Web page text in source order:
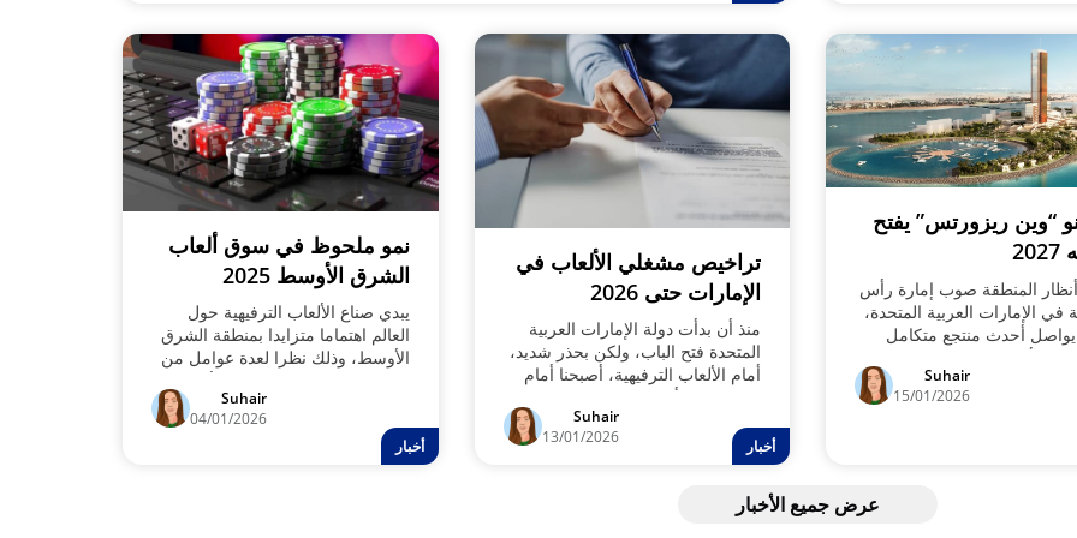
“وين ريزورتس” يفتح
المنطقة صوب إمارة رأس
في الإمارات العربية المتحدة،
أحدث منتجع متكامل
أرضي نموه في جزيرة
استعدادًا لافتتاح أول كازينو
ومنطقة الخليج العربي في
Suhair
15/01/2026
تراخيص مشغلي الألعاب في
الإمارات حتى 2026
منذ أن بدأت دولة الإمارات العربية
المتحدة فتح الباب، ولكن بحذر شديد،
أمام الألعاب الترفيهية، أصبحنا أمام
مجموعة لا بأس بها من التراخيص
المحلية لمشغلي الألعاب. ورغم
محدودية وضبابية الأخبار، يمكن
تقسيم الفئات التي حصلت على
لتنظيم الألعاب التجارية إلى خمس
Suhair
13/01/2026
أخبار
نمو ملحوظ في سوق ألعاب
الشرق الأوسط 2025
يبدي صناع الألعاب الترفيهية حول
العالم اهتماما متزايدا بمنطقة الشرق
الأوسط، وذلك نظرا لعدة عوامل من
بينها توقعات بتسجيل سوق الألعاب
في تلك المنطقة وشمال أفريقيا نموا
سنويا مركبا قدره 2.7%.، ما يعني
فرصا وتقنيات وخدمات وأيضا خيارات
أقوي أمام اللاعبين في تلك المنطقة.
Suhair
04/01/2026
أخبار
عرض جميع الأخبار